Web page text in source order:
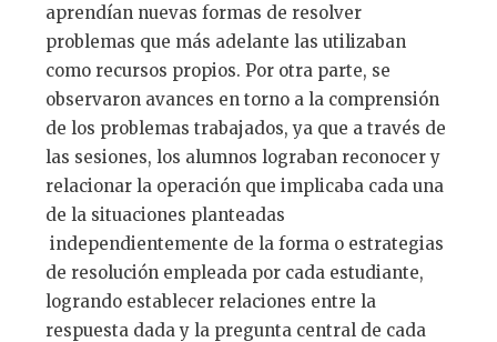
aprendían nuevas formas de resolver
problemas que más adelante las utilizaban
como recursos propios. Por otra parte, se
observaron avances en torno a la comprensión
de los problemas trabajados, ya que a través de
las sesiones, los alumnos lograban reconocer y
relacionar la operación que implicaba cada una
de la situaciones planteadas
independientemente de la forma o estrategias
de resolución empleada por cada estudiante,
logrando establecer relaciones entre la
respuesta dada y la pregunta central de cada